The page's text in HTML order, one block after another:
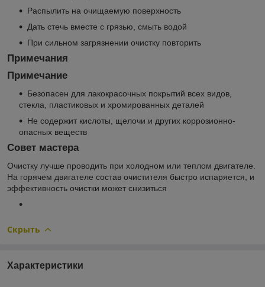
Распылить на очищаемую поверхность
Дать стечь вместе с грязью, смыть водой
При сильном загрязнении очистку повторить
Примечания
Примечание
Безопасен для лакокрасочных покрытий всех видов,
стекла, пластиковых и хромированных деталей
Не содержит кислоты, щелочи и других коррозионно-
опасных веществ
Совет мастера
Очистку лучше проводить при холодном или теплом двигателе.
На горячем двигателе состав очистителя быстро испаряется, и
эффективность очистки может снизиться
Скрыть
Характеристики